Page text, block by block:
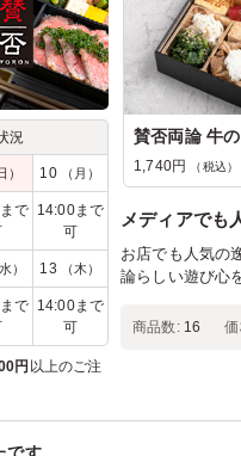
況
） 10 （月）
で 14:00まで
可
） 13 （木）
で 14:00まで
可
円 以上のご注
1,740円 （税込）
メディアでも
お店でも人気の
論らしい遊び心
商品数: 16